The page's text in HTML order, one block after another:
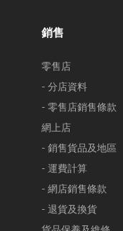
銷售
零售店
- 分店資料
- 零售店銷售條款
網上店
- 銷售貨品及地區
- 運費計算
- 網店銷售條款
- 退貨及換貨